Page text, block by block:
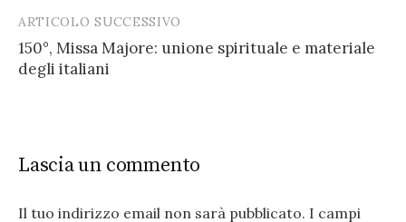
ARTICOLO SUCCESSIVO
150°, Missa Majore: unione spirituale e materiale
degli italiani
Lascia un commento
Il tuo indirizzo email non sarà pubblicato. I campi